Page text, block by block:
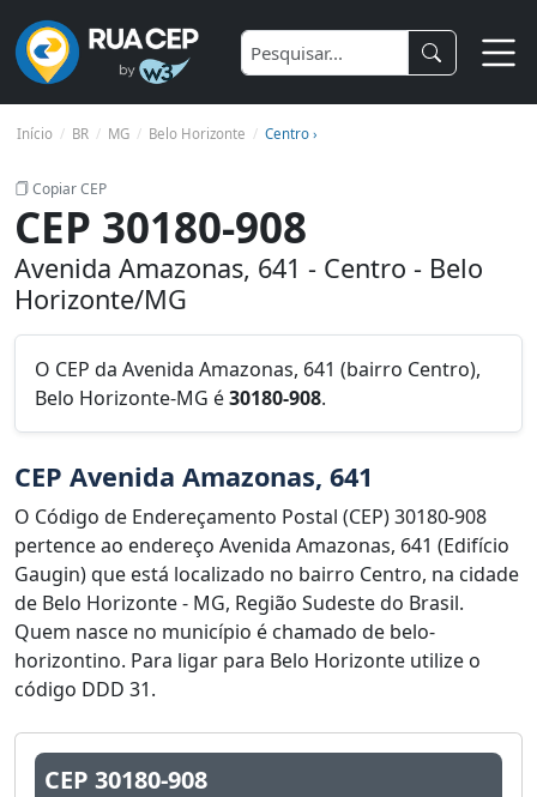
Início BR MG Belo Horizonte Centro ›
Copiar CEP
CEP 30180-908
Avenida Amazonas, 641 - Centro - Belo
Horizonte/MG
O CEP da Avenida Amazonas, 641 (bairro Centro),
Belo Horizonte-MG é30180-908.
CEP Avenida Amazonas, 641
O Código de Endereçamento Postal (CEP) 30180-908
pertence ao endereço Avenida Amazonas, 641 (Edifício
Gaugin) que está localizado no bairro Centro, na cidade
de Belo Horizonte - MG, Região Sudeste do Brasil.
Quem nasce no município é chamado de belo-
horizontino. Para ligar para Belo Horizonte utilize o
código DDD 31.
CEP 30180-908